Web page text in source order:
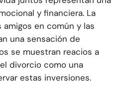
y financiera. La
en común y las
una sensación de
se muestran reacios a
divorcio como una
estas inversiones.